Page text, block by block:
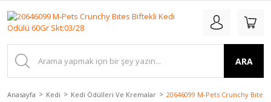
ARA
Anasayfa Kedi Kedi Ödülleri Ve Kremalar 20646099 M-Pets Crunchy